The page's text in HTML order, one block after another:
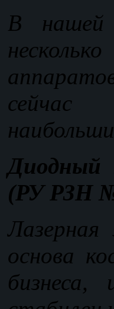
В нашей
Диодный
(РУ РЗН
основа